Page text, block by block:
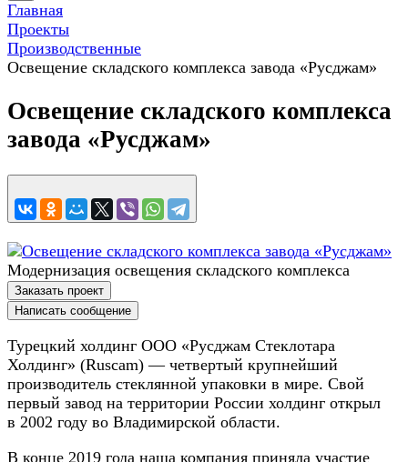
Главная
Проекты
Производственные
Освещение складского комплекса завода «Русджам»
Освещение складского комплекса
завода «Русджам»
Модернизация освещения складского комплекса
Заказать проект
Написать сообщение
Турецкий холдинг ООО «Русджам Стеклотара
Холдинг» (Ruscam) — четвертый крупнейший
производитель стеклянной упаковки в мире. Свой
первый завод на территории России холдинг открыл
в 2002 году во Владимирской области.
В конце 2019 года наша компания приняла участие